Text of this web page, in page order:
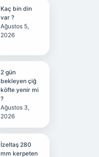
Kaç bin din
var ?
Ağustos 5,
2026
2 gün
bekleyen çiğ
köfte yenir mi
?
Ağustos 3,
2026
İzeltaş 280
mm kerpeten